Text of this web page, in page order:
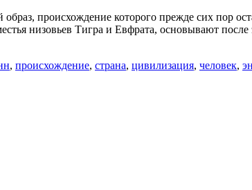
происхождение которого прежде сих пор
низовьев Тигра и Евфрата, основывают
, происхождение, страна, цивилизация, человек,